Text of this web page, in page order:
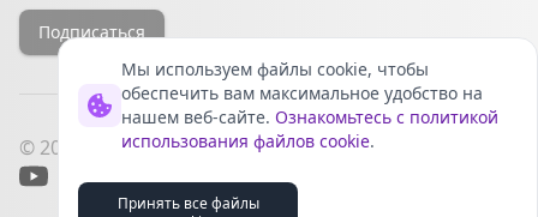
Подписаться
© 2022-2026 InSmartBase, Inc. All rights reserved.
YouTube
Мы используем файлы cookie, чтобы
обеспечить вам максимальное удобство на
нашем веб-сайте. Ознакомьтесь с политикой
использования файлов cookie.
Принять все файлы